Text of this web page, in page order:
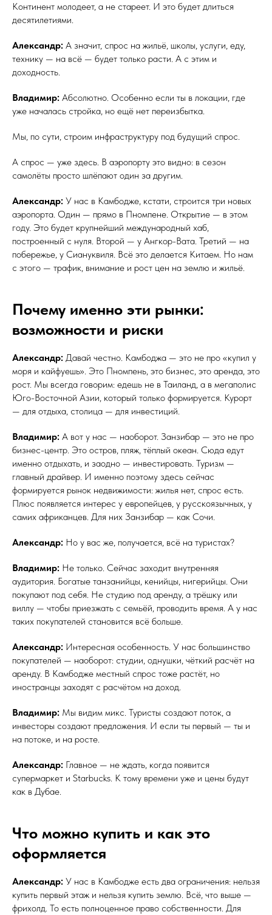
Континент молодеет, а не стареет. И это будет длиться
десятилетиями.
Александр: А значит, спрос на жильё, школы, услуги, еду,
технику — на всё — будет только расти. А с этим и
доходность.
Владимир: Абсолютно. Особенно если ты в локации, где
уже началась стройка, но ещё нет переизбытка.
Мы, по сути, строим инфраструктуру под будущий спрос.
А спрос — уже здесь. В аэропорту это видно: в сезон
самолёты просто шлёпают один за другим.
Александр: У нас в Камбодже, кстати, строится три новых
аэропорта. Один — прямо в Пномпене. Открытие — в этом
году. Это будет крупнейший международный хаб,
построенный с нуля. Второй — у Ангкор-Вата. Третий — на
побережье, у Сиануквиля. Всё это делается Китаем. Но нам
с этого — трафик, внимание и рост цен на землю и жильё.
Почему именно эти рынки:
возможности и риски
Александр: Давай честно. Камбоджа — это не про «купил у
моря и кайфуешь». Это Пномпень, это бизнес, это аренда, это
рост. Мы всегда говорим: едешь не в Таиланд, а в мегаполис
Юго-Восточной Азии, который только формируется. Курорт
— для отдыха, столица — для инвестиций.
Владимир: А вот у нас — наоборот. Занзибар — это не про
бизнес-центр. Это остров, пляж, тёплый океан. Сюда едут
именно отдыхать, и заодно — инвестировать. Туризм —
главный драйвер. И именно поэтому здесь сейчас
формируется рынок недвижимости: жилья нет, спрос есть.
Плюс появляется интерес у европейцев, у русскоязычных, у
самих африканцев. Для них Занзибар — как Сочи.
Александр: Но у вас же, получается, всё на туристах?
Владимир: Не только. Сейчас заходит внутренняя
аудитория. Богатые танзанийцы, кенийцы, нигерийцы. Они
покупают под себя. Не студию под аренду, а трёшку или
виллу — чтобы приезжать с семьёй, проводить время. А у нас
таких покупателей становится всё больше.
Александр: Интересная особенность. У нас большинство
покупателей — наоборот: студии, однушки, чёткий расчёт на
аренду. В Камбодже местный спрос тоже растёт, но
иностранцы заходят с расчётом на доход.
Владимир: Мы видим микс. Туристы создают поток, а
инвесторы создают предложения. И если ты первый — ты и
на потоке, и на росте.
Александр: Главное — не ждать, когда появится
супермаркет и Starbucks. К тому времени уже и цены будут
как в Дубае.
Что можно купить и как это
оформляется
Александр: У нас в Камбодже есть два ограничения: нельзя
купить первый этаж и нельзя купить землю. Всё, что выше —
фрихолд. То есть полноценное право собственности. Для